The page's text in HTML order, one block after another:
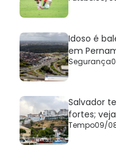
Idoso é
em
Segurança
Salvador
fortes;
Tempo09/